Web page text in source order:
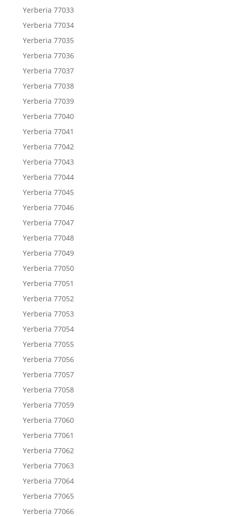
Yerberia 77033
Yerberia 77034
Yerberia 77035
Yerberia 77036
Yerberia 77037
Yerberia 77038
Yerberia 77039
Yerberia 77040
Yerberia 77041
Yerberia 77042
Yerberia 77043
Yerberia 77044
Yerberia 77045
Yerberia 77046
Yerberia 77047
Yerberia 77048
Yerberia 77049
Yerberia 77050
Yerberia 77051
Yerberia 77052
Yerberia 77053
Yerberia 77054
Yerberia 77055
Yerberia 77056
Yerberia 77057
Yerberia 77058
Yerberia 77059
Yerberia 77060
Yerberia 77061
Yerberia 77062
Yerberia 77063
Yerberia 77064
Yerberia 77065
Yerberia 77066